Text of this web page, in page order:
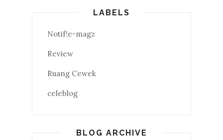
LABELS
Notif!e-magz
Review
Ruang Cewek
celeblog
BLOG ARCHIVE